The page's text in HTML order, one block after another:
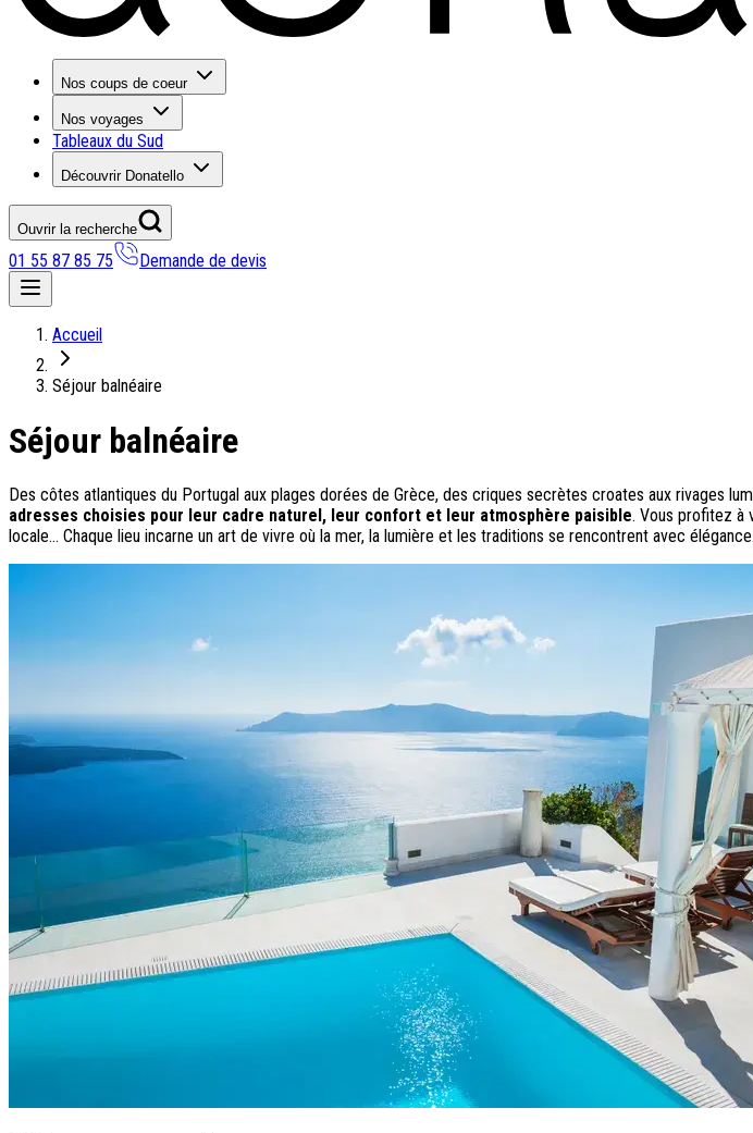
Nos coups de coeur
Nos voyages
Tableaux du Sud
Découvrir Donatello
Ouvrir la recherche
01 55 87 85 75 Demande de devis
Nos coups de coeur
On adore
Notre nouveauté : Madère douceur Atlantique
Séjour en amoureux : Acacia Marina
Mais aussi
Un circuit au charme slovène
Notre offre irrésistible : circuit Douce Andalousie
Destinations
Espagne
Grèce
Italie
Types de voyage
Circuits accompagnés
Circuits en petit groupe
Circuits en train
Séjours balnéaires
Séjours avec excursions
Week-ends & courts séjours
Accueil
Séjour balnéaire
Séjour balnéaire
Des côtes atlantiques du Portugal aux plages dorées de Grèce, des criques secrètes croates aux rivages
adresses choisies pour leur cadre naturel, leur confort et leur atmosphère paisible. Vous profitez à
locale… Chaque lieu incarne un art de vivre où la mer, la lumière et les traditions se rencontrent avec